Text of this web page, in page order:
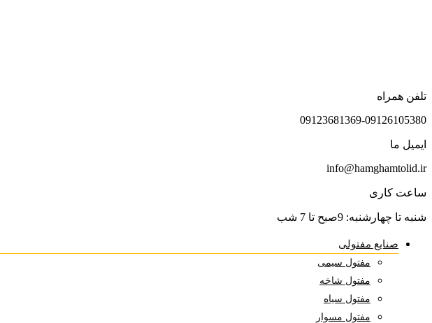
تلفن همراه
09123681369-09126105380
ایمیل ما
info@hamghamtolid.ir
ساعت کاری
شنبه تا چهارشنبه: 9صبح تا 7 شب
صنایع مفتولی
مفتول سیمی
مفتول شاخه
مفتول سیاه
مفتول مسوار